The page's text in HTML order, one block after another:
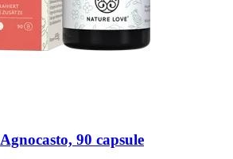
Agnocasto, 90 capsule